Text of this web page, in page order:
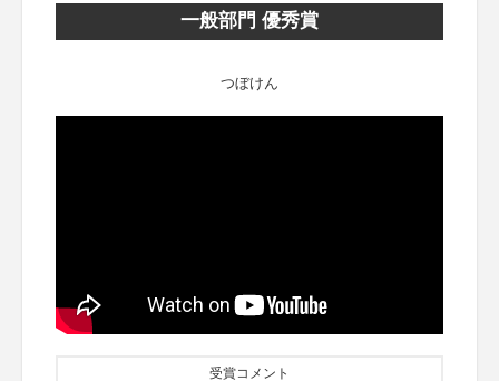
一般部門 優秀賞
つぼけん
受賞コメント